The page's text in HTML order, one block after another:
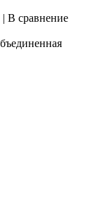
| В сравнение